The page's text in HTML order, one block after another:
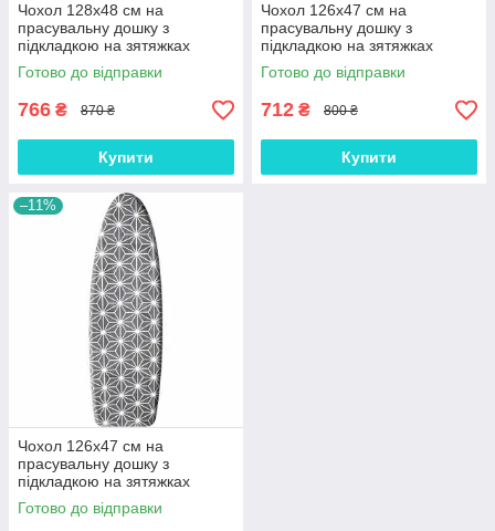
Чохол 128х48 см на
прасувальну дошку з
підкладкою на зятяжках
Laundry L Metallic (L42м)
Готово до відправки
766 ₴ 870 ₴
Купити
Чохол 126х47 см на
прасувальну дошку з
підкладкою на зятяжках
Laundry M Metallic (М42м1)
Готово до відправки
712 ₴ 800 ₴
Купити
–11%
Чохол 126х47 см на
прасувальну дошку з
підкладкою на зятяжках
Laundry M Metallic (М42м)
Готово до відправки